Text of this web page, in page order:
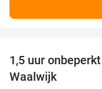
1,5 uur
Waalwijk